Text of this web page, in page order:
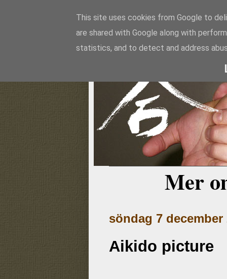
Aikido
Mer
söndag 7 december
Aikido picture
This site uses cookies from Google to
are shared with Google along with
statistics, and to detect and address